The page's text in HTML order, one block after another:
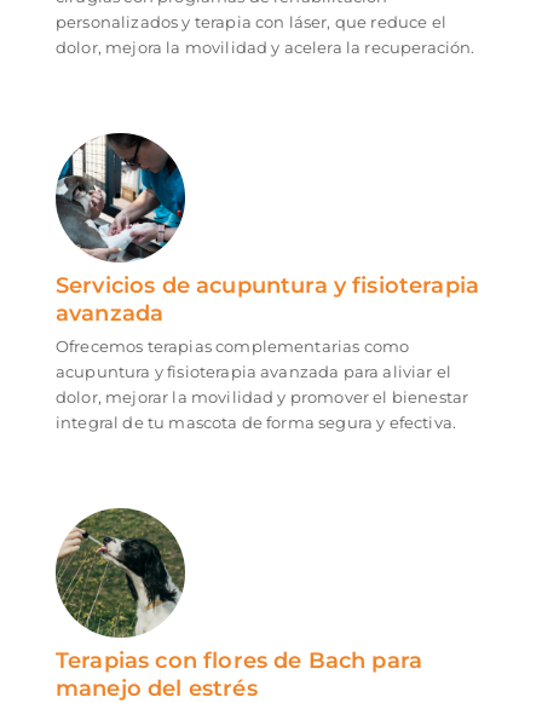
personalizados y terapia con láser, que reduce el
dolor, mejora la movilidad y acelera la recuperación.
Servicios de acupuntura y fisioterapia
avanzada
Ofrecemos terapias complementarias como
acupuntura y fisioterapia avanzada para aliviar el
dolor, mejorar la movilidad y promover el bienestar
integral de tu mascota de forma segura y efectiva.
Terapias con flores de Bach para
manejo del estrés